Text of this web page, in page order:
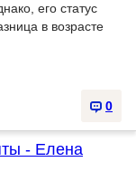
его статус
в возрасте
0
- Елена